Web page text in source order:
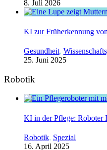
8. Juli 2026
KI zur Früherkennung
Gesundheit,
25. Juni 2025
Robotik
KI in der Pflege: Roboter
Robotik, Spezial
16. April 2025